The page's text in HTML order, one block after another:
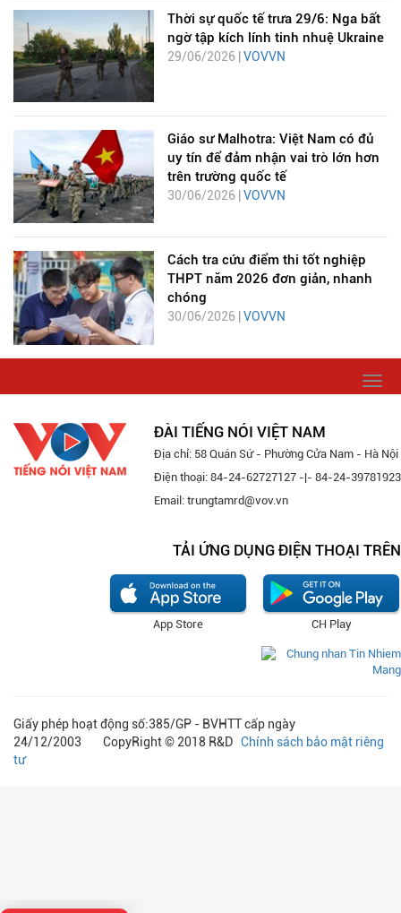
Thời sự quốc tế trưa 29/6: Nga bất
ngờ tập kích lính tinh nhuệ Ukraine
29/06/2026 | VOVVN
Giáo sư Malhotra: Việt Nam có đủ
uy tín để đảm nhận vai trò lớn hơn
trên trường quốc tế
30/06/2026 | VOVVN
Cách tra cứu điểm thi tốt nghiệp
THPT năm 2026 đơn giản, nhanh
chóng
30/06/2026 | VOVVN
ĐÀI TIẾNG NÓI VIỆT NAM
Địa chỉ: 58 Quán Sứ - Phường Cửa Nam - Hà Nội
Điện thoại: 84-24-62727127 -|- 84-24-39781923
Email: trungtamrd@vov.vn
TẢI ỨNG DỤNG ĐIỆN THOẠI TRÊN
CH Play
App Store
Giấy phép hoạt động số:385/GP - BVHTT cấp ngày
24/12/2003 CopyRight © 2018 R&D Chính sách bảo mật riêng
tư